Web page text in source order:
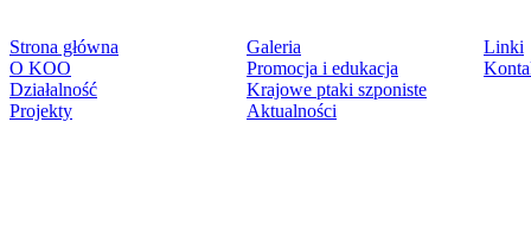
Strona główna
O KOO
Działalność
Projekty
Galeria
Promocja i edukacja
Krajowe ptaki szponiste
Aktualności
Linki